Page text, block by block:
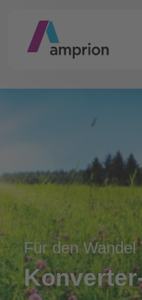
Für den Wandel